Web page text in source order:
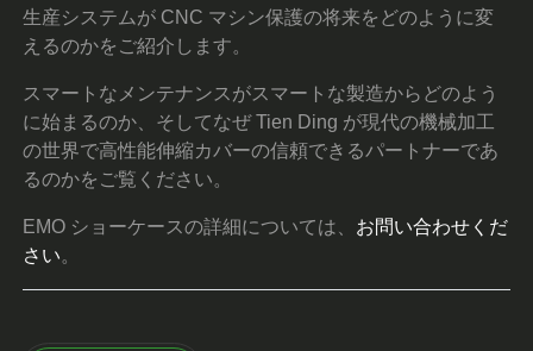
生産システムが CNC マシン保護の将来をどのように変
えるのかをご紹介します。
スマートなメンテナンスがスマートな製造からどのよう
に始まるのか、そしてなぜ Tien Ding が現代の機械加工
の世界で高性能伸縮カバーの信頼できるパートナーであ
るのかをご覧ください。
EMO ショーケースの詳細については、 お問い合わせくだ
さい。